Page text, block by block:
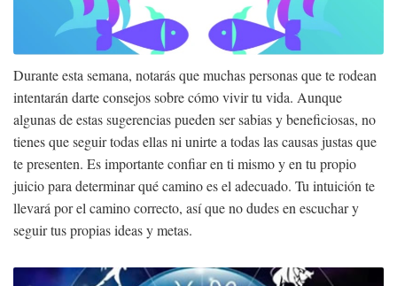
Durante esta semana, notarás que muchas personas que te rodean
intentarán darte consejos sobre cómo vivir tu vida. Aunque
algunas de estas sugerencias pueden ser sabias y beneficiosas, no
tienes que seguir todas ellas ni unirte a todas las causas justas que
te presenten. Es importante confiar en ti mismo y en tu propio
juicio para determinar qué camino es el adecuado. Tu intuición te
llevará por el camino correcto, así que no dudes en escuchar y
seguir tus propias ideas y metas.